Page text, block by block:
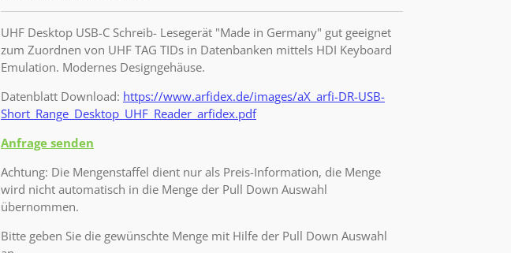
UHF Desktop USB-C Schreib- Lesegerät "Made in Germany" gut geeignet
zum Zuordnen von UHF TAG TIDs in Datenbanken mittels HDI Keyboard
Emulation. Modernes Designgehäuse.
Datenblatt Download: https://www.arfidex.de/images/aX_arfi-DR-USB-
Short_Range_Desktop_UHF_Reader_arfidex.pdf
Anfrage senden
Achtung: Die Mengenstaffel dient nur als Preis-Information, die Menge
wird nicht automatisch in die Menge der Pull Down Auswahl
übernommen.
Bitte geben Sie die gewünschte Menge mit Hilfe der Pull Down Auswahl